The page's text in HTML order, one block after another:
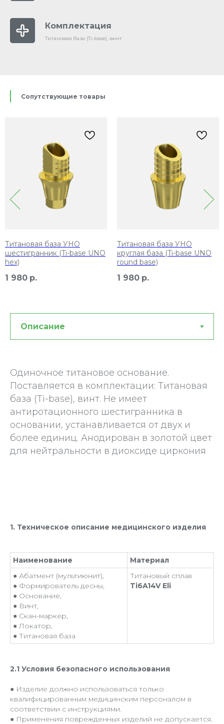
Комплектация
Титановая база (Ti-base), винт
Сопутствующие товары
УНО
(Ti-base UNO
Титановая база УНО
круглая база (Ti-base UNO
Скан-
имплантата
Одиночное титановое основание.
Поставляется в комплектации: Титановая
база (Ti-base), винт. Не имеет
антиротационного шестигранника в
основании, устанавливается от двух и
более единиц. Анодирован в золотой цвет
для нейтральности в диоксиде циркония
1. Техническое описание медицинского изделия
Наименование
Материал
● Абатмент (мультиюнит),
● Формирователь десны,
● Основание,
● Винт,
● Скан-маркер,
● Локатор,
● Титановая база
Титановый сплав
Ti6A14V Eli
2.1 Условия безопасного использования
● Изделие должно использоваться только
квалифицированным медицинским персоналом в
соответствии с инструкциями.
● Применения поврежденных изделий не допускается.